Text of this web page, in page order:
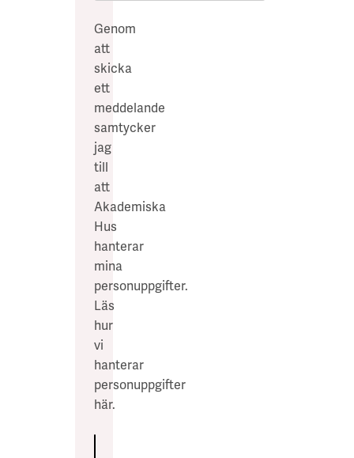
Genom
att
skicka
ett
meddelande
samtycker
jag
till
att
Akademiska
Hus
hanterar
mina
personuppgifter.
Läs
hur
vi
hanterar
personuppgifter
här.